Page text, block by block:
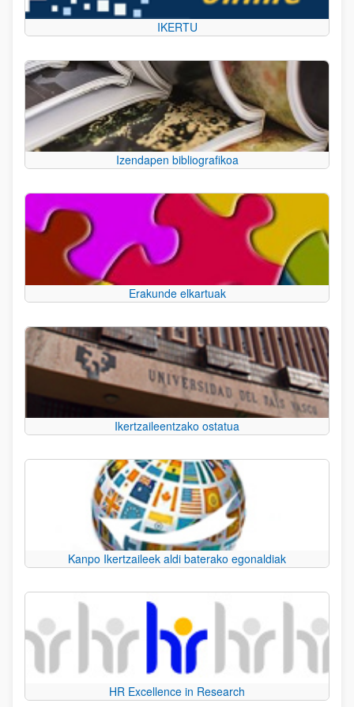
IKERTU
Izendapen bibliografikoa
Erakunde elkartuak
Ikertzaileentzako ostatua
Kanpo Ikertzaileek aldi baterako egonaldiak
HR Excellence in Research